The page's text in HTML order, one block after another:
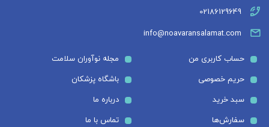
02186129649
info@noavaransalamat.com
حساب کاربری من
حریم خصوصی
سبد خرید
سفارش‌ها
مجله نوآوران سلامت
باشگاه پزشکان
درباره ما
تماس با ما